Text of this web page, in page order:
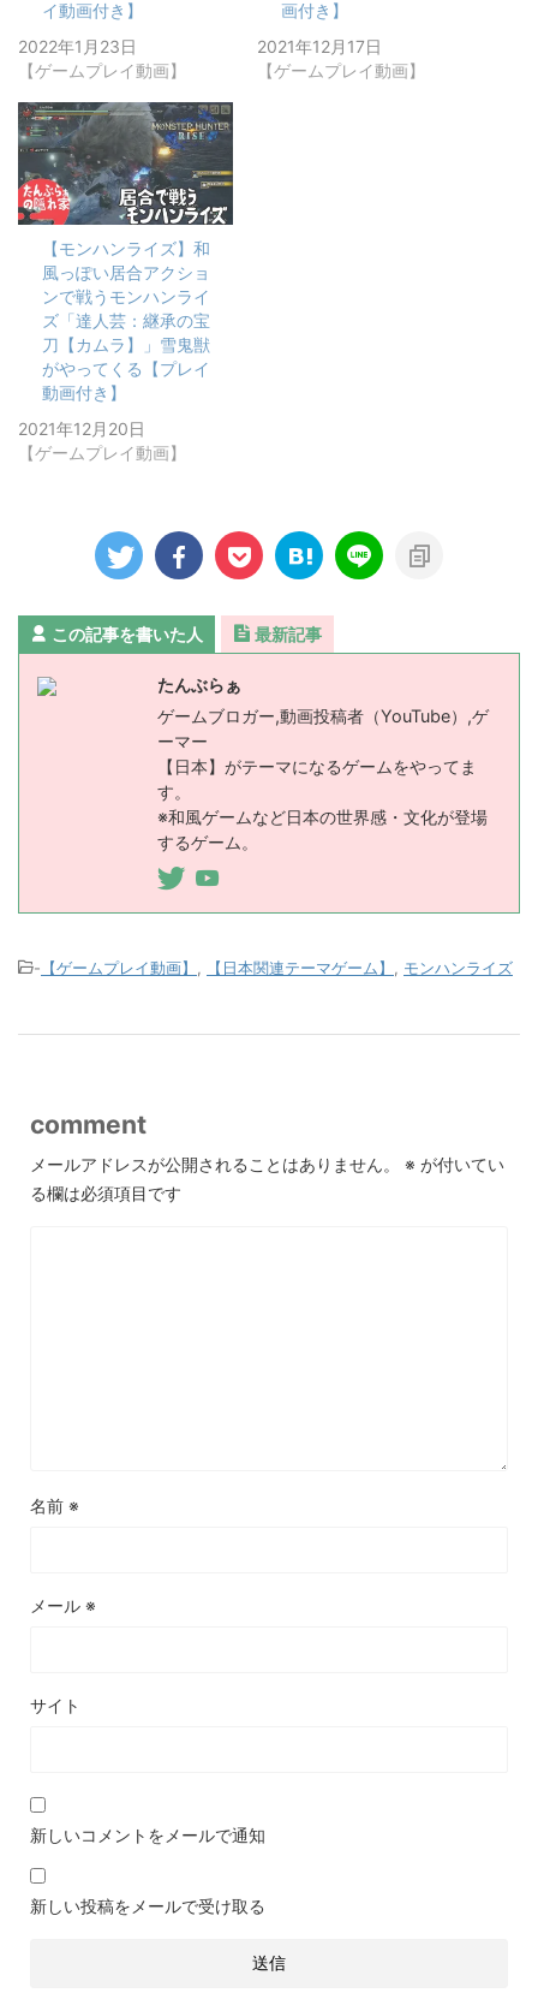
イ動画付き】
2022年1月23日
【ゲームプレイ動画】
画付き】
2021年12月17日
【ゲームプレイ動画】
【モンハンライズ】和
風っぽい居合アクショ
ンで戦うモンハンライ
ズ「達人芸：継承の宝
刀【カムラ】」雪鬼獣
がやってくる【プレイ
動画付き】
2021年12月20日
【ゲームプレイ動画】
この記事を書いた人 最新記事
たんぶらぁ
ゲームブロガー,動画投稿者（YouTube）,ゲ
ーマー
【日本】がテーマになるゲームをやってま
す。
※和風ゲームなど日本の世界感・文化が登場
するゲーム。
- 【ゲームプレイ動画】 【日本関連テーマゲーム】 モンハンライズ
comment
メールアドレスが公開されることはありません。 ※ が付いてい
る欄は必須項目です
名前 ※
メール ※
サイト
新しいコメントをメールで通知
新しい投稿をメールで受け取る